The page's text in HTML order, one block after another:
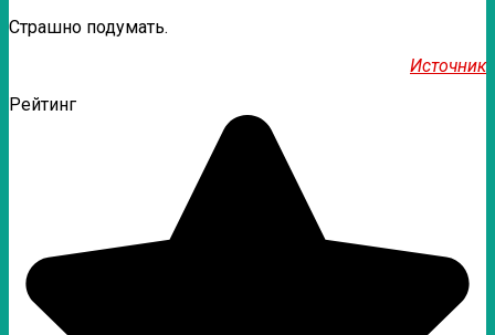
Страшно подумать.
Источник
Рейтинг